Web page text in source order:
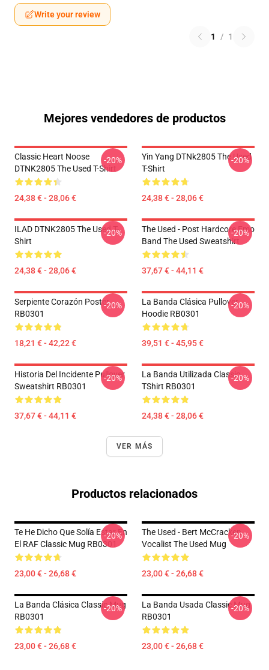
Write your review
1 / 1
Mejores vendedores de productos
Classic Heart Noose
DTNK2805 The Used T-Shirt
24,38 € - 28,06 €
-20%
Yin Yang DTNk2805 The Used
T-Shirt
24,38 € - 28,06 €
-20%
ILAD DTNK2805 The Used T-
Shirt
24,38 € - 28,06 €
-20%
The Used - Post Hardcore Emo
Band The Used Sweatshirt
37,67 € - 44,11 €
-20%
Serpiente Corazón Poster
RB0301
18,21 € - 42,22 €
-20%
La Banda Clásica Pullover
Hoodie RB0301
39,51 € - 45,95 €
-20%
Historia Del Incidente Pullover
Sweatshirt RB0301
37,67 € - 44,11 €
-20%
La Banda Utilizada Classic
TShirt RB0301
24,38 € - 28,06 €
-20%
VER MÁS
Productos relacionados
Te He Dicho Que Solía Estar En
El RAF Classic Mug RB0301
23,00 € - 26,68 €
-20%
The Used - Bert McCracken
Vocalist The Used Mug
23,00 € - 26,68 €
-20%
La Banda Clásica Classic Mug
RB0301
23,00 € - 26,68 €
-20%
La Banda Usada Classic Mug
RB0301
23,00 € - 26,68 €
-20%